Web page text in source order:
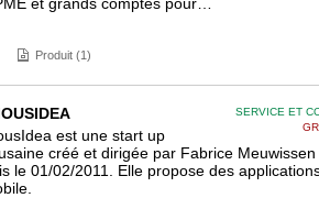
Produit (1)
SERVICE ET
est une start up
créé et dirigée par Fabrice Meuwissen
le 01/02/2011. Elle propose des